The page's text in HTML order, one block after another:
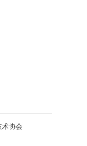
术协会